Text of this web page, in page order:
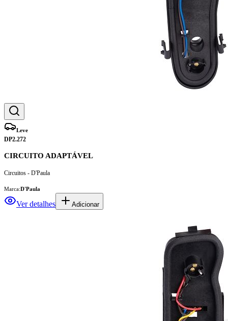
Leve
DP2.272
CIRCUITO ADAPTÁVEL
Circuitos - D'Paula
Marca:D'Paula
Ver detalhes Adicionar